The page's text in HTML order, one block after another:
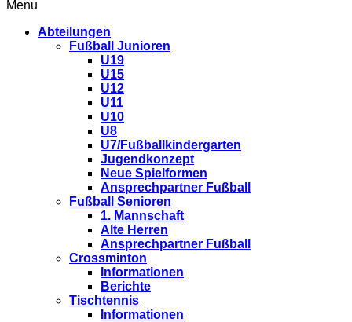
Menu
Abteilungen
Fußball Junioren
U19
U15
U12
U11
U10
U8
U7/Fußballkindergarten
Jugendkonzept
Neue Spielformen
Ansprechpartner Fußball
Fußball Senioren
1. Mannschaft
Alte Herren
Ansprechpartner Fußball
Crossminton
Informationen
Berichte
Tischtennis
Informationen